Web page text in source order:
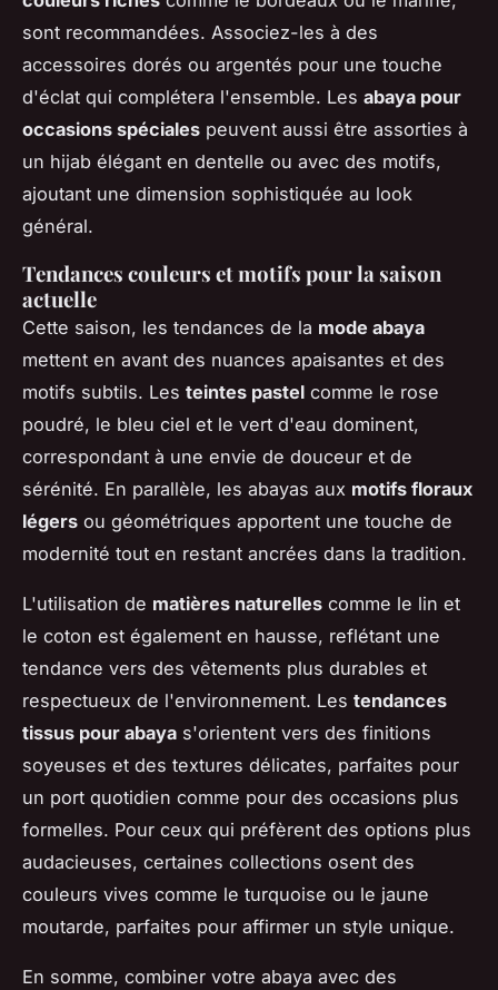
sont recommandées. Associez-les à des
accessoires dorés ou argentés pour une touche
d'éclat qui complétera l'ensemble. Les abaya pour
occasions spéciales peuvent aussi être assorties à
un hijab élégant en dentelle ou avec des motifs,
ajoutant une dimension sophistiquée au look
général.
Tendances couleurs et motifs pour la saison
actuelle
Cette saison, les tendances de la mode abaya
mettent en avant des nuances apaisantes et des
motifs subtils. Les teintes pastel comme le rose
poudré, le bleu ciel et le vert d'eau dominent,
correspondant à une envie de douceur et de
sérénité. En parallèle, les abayas aux motifs floraux
légers ou géométriques apportent une touche de
modernité tout en restant ancrées dans la tradition.
L'utilisation de matières naturelles comme le lin et
le coton est également en hausse, reflétant une
tendance vers des vêtements plus durables et
respectueux de l'environnement. Les tendances
tissus pour abaya s'orientent vers des finitions
soyeuses et des textures délicates, parfaites pour
un port quotidien comme pour des occasions plus
formelles. Pour ceux qui préfèrent des options plus
audacieuses, certaines collections osent des
couleurs vives comme le turquoise ou le jaune
moutarde, parfaites pour affirmer un style unique.
En somme, combiner votre abaya avec des